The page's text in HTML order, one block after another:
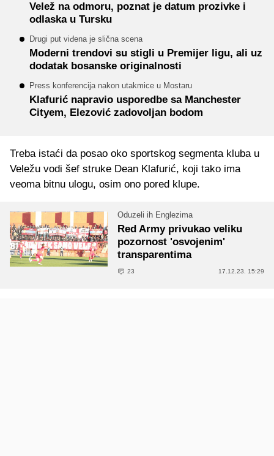
Velež na odmoru, poznat je datum prozivke i
odlaska u Tursku
Drugi put viđena je slična scena
Moderni trendovi su stigli u Premijer ligu, ali uz
dodatak bosanske originalnosti
Press konferencija nakon utakmice u Mostaru
Klafurić napravio usporedbe sa Manchester
Cityem, Elezović zadovoljan bodom
Treba istaći da posao oko sportskog segmenta kluba u
Veležu vodi šef struke Dean Klafurić, koji tako ima
veoma bitnu ulogu, osim ono pored klupe.
Oduzeli ih Englezima
Red Army privukao veliku
pozornost 'osvojenim'
transparentima
23 17.12.23. 15:29